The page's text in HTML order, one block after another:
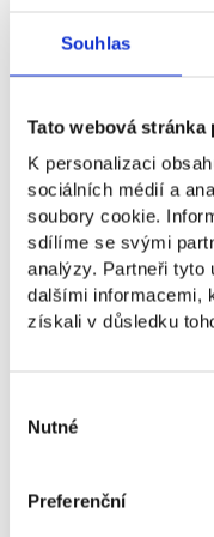
Souhlas
Tato webová stránka
K personalizaci
sociálních médií a
soubory cookie.
sdílíme se svými
analýzy. Partneři tyto
dalšími informacemi,
získali v důsledku
souhlasu
Nutné
Preferenční
Ako dlho
Kedy NBA
Platí sa za